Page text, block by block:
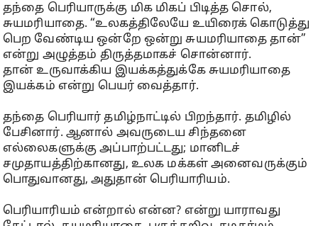
தந்தை பெரியாருக்கு மிக மிகப் பிடித்த சொல்,
சுயமரியாதை. “உலகத்திலேயே உயிரைக் கொடுத்து
பெற வேண்டிய ஒன்றே ஒன்று சுயமரியாதை தான்”
என்று அழுத்தம் திருத்தமாகச் சொன்னார்.
தான் உருவாக்கிய இயக்கத்துக்கே சுயமரியாதை
இயக்கம் என்று பெயர் வைத்தார்.
தந்தை பெரியார் தமிழ்நாட்டில் பிறந்தார். தமிழில்
பேசினார். ஆனால் அவருடைய சிந்தனை
எல்லைகளுக்கு அப்பாற்பட்டது; மானிடச்
சமுதாயத்திற்கானது, உலக மக்கள் அனைவருக்கும்
பொதுவானது, அதுதான் பெரியாரியம்.
பெரியாரியம் என்றால் என்ன? என்று யாராவது